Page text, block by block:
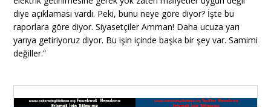
diye açıklaması vardı. Peki, bunu neye göre diyor? İşte bu
raporlara göre diyor. Siyasetçiler Amman! Daha ucuza yarı
yarıya getiriyoruz diyor. Bu işin içinde başka bir şey var. Samimi
değiller.”